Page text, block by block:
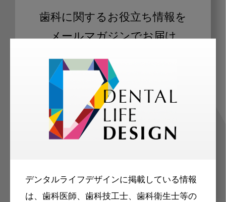
デンタルライフデザインに掲載している情報
は、歯科医師、歯科技工士、歯科衛生士等の
歯科に関するお役立ち情報を
メールマガジンでお届け
ご登録いただいた職種（歯科医師、歯
科衛生士、歯科技工士）に合わせた内
容のメールマガジンをお届けします。